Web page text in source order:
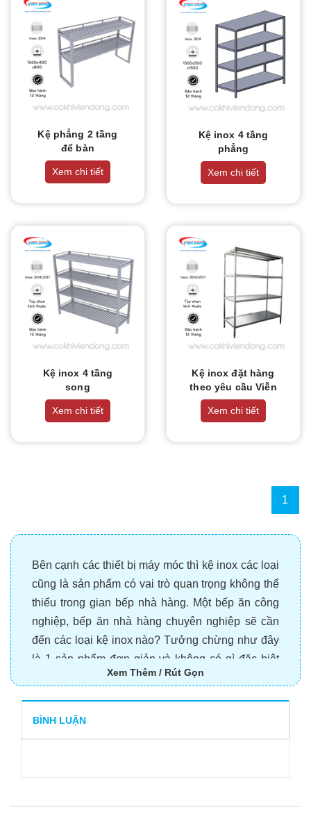
Kệ phẳng 2 tầng
để bàn
Xem chi tiết
Kệ inox 4 tầng
phẳng
Xem chi tiết
Kệ inox 4 tầng
song
Xem chi tiết
Kệ inox đặt hàng
theo yêu cầu Viễn
Đông
Xem chi tiết
1
Bên cạnh các thiết bị máy móc thì kệ inox các loại
cũng là sản phẩm có vai trò quan trọng không thể
thiếu trong gian bếp nhà hàng. Một bếp ăn công
nghiệp, bếp ăn nhà hàng chuyên nghiệp sẽ cần
đến các loại kệ inox nào? Tưởng chừng như đây
là 1 sản phẩm đơn giản và không có gì đặc biệt
nhưng hiểu rõ về các loại kệ inox sẽ giúp bạn
bếp nhà hàng.
Xem Thêm / Rút Gọn
BÌNH LUẬN
THIẾT BỊ LÀM ĐỒ ĂN NHANH
THIẾT BỊ LÀM BÁNH
MÁY ĐÓNG GÓI THỰC PHẨM
THIẾT BỊ LẠNH
THIẾT BỊ BẾP CÔNG NGHIỆP